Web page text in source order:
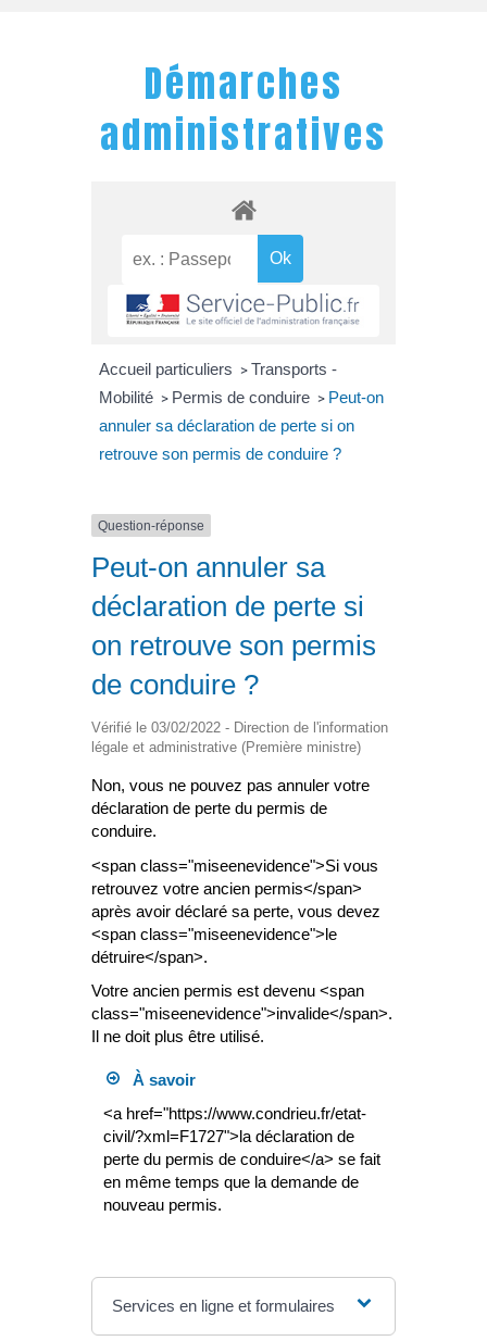
Démarches
administratives
Accueil particuliers > Transports -
Mobilité > Permis de conduire > Peut-on
annuler sa déclaration de perte si on
retrouve son permis de conduire ?
Question-réponse
Peut-on annuler sa
déclaration de perte si
on retrouve son permis
de conduire ?
Vérifié le 03/02/2022 - Direction de l'information
légale et administrative (Première ministre)
Non, vous ne pouvez pas annuler votre
déclaration de perte du permis de
conduire.
<span class="miseenevidence">Si vous
retrouvez votre ancien permis</span>
après avoir déclaré sa perte, vous devez
<span class="miseenevidence">le
détruire</span>.
Votre ancien permis est devenu <span
class="miseenevidence">invalide</span>.
Il ne doit plus être utilisé.
À savoir
<a href="https://www.condrieu.fr/etat-
civil/?xml=F1727">la déclaration de
perte du permis de conduire</a> se fait
en même temps que la demande de
nouveau permis.
Services en ligne et formulaires